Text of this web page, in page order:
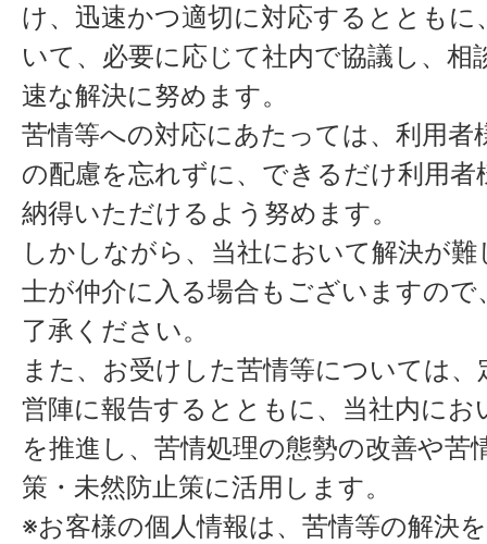
け、迅速かつ適切に対応するとともに
いて、必要に応じて社内で協議し、相
速な解決に努めます。
苦情等への対応にあたっては、利用者
の配慮を忘れずに、できるだけ利用者
納得いただけるよう努めます。
しかしながら、当社において解決が
士が仲介に入る場合もございますの
了承ください。
また、お受けした苦情等については、
営陣に報告するとともに、当社内にお
を推進し、苦情処理の態勢の改善や苦
策・未然防止策に活用します。
※お客様の個人情報は、苦情等の解決